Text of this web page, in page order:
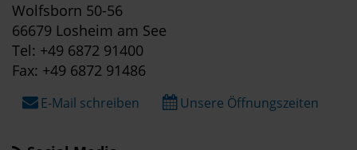
Wolfsborn 50-56
66679 Losheim am See
Tel: +49 6872 91400
Fax: +49 6872 91486
E-Mail schreiben Unsere Öffnungszeiten